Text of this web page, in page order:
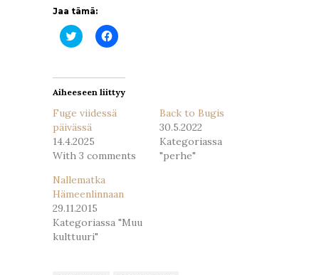
Jaa tämä:
Jaa
Twitterissä(Avautuu
Jaa
Facebookissa(Avautuu
Aiheeseen liittyy
Fuge viidessä
päivässä
14.4.2025
With 3 comments
Back to Bugis
30.5.2022
Kategoriassa
"perhe"
Nallematka
Hämeenlinnaan
29.11.2015
Kategoriassa "Muu
kulttuuri"